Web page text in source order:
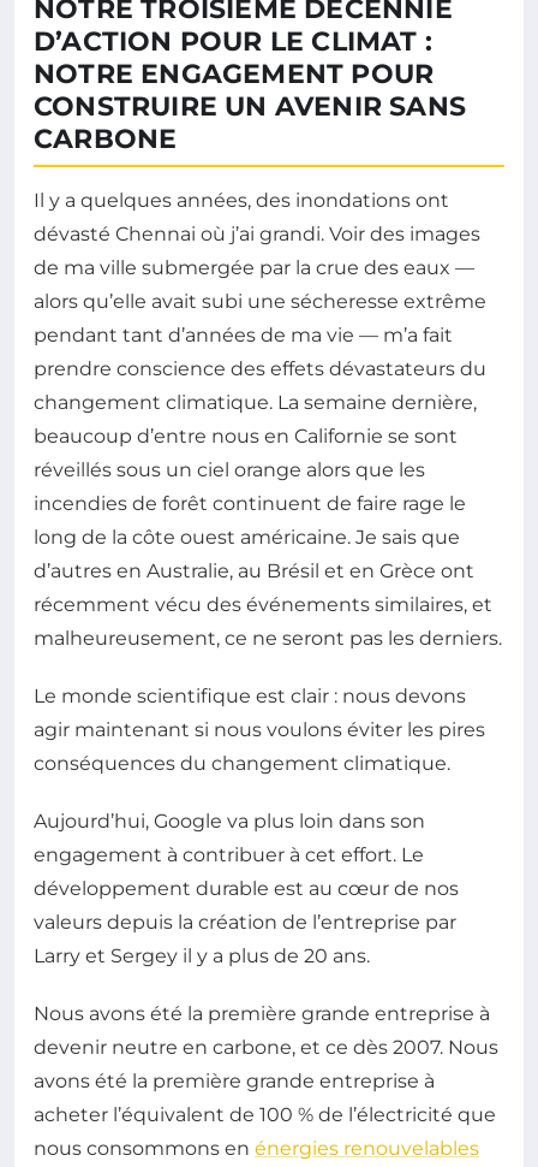
NOTRE TROISIÈME DÉCENNIE
D’ACTION POUR LE CLIMAT :
NOTRE ENGAGEMENT POUR
CONSTRUIRE UN AVENIR SANS
CARBONE
Il y a quelques années, des inondations ont
dévasté Chennai où j’ai grandi. Voir des images
de ma ville submergée par la crue des eaux —
alors qu’elle avait subi une sécheresse extrême
pendant tant d’années de ma vie — m’a fait
prendre conscience des effets dévastateurs du
changement climatique. La semaine dernière,
beaucoup d’entre nous en Californie se sont
réveillés sous un ciel orange alors que les
incendies de forêt continuent de faire rage le
long de la côte ouest américaine. Je sais que
d’autres en Australie, au Brésil et en Grèce ont
récemment vécu des événements similaires, et
malheureusement, ce ne seront pas les derniers.
Le monde scientifique est clair : nous devons
agir maintenant si nous voulons éviter les pires
conséquences du changement climatique.
Aujourd’hui, Google va plus loin dans son
engagement à contribuer à cet effort. Le
développement durable est au cœur de nos
valeurs depuis la création de l’entreprise par
Larry et Sergey il y a plus de 20 ans.
Nous avons été la première grande entreprise à
devenir neutre en carbone, et ce dès 2007. Nous
avons été la première grande entreprise à
acheter l’équivalent de 100 % de l’électricité que
nous consommons en énergies renouvelables